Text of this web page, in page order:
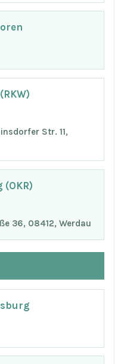
Str. 11,
36, 08412, Werdau